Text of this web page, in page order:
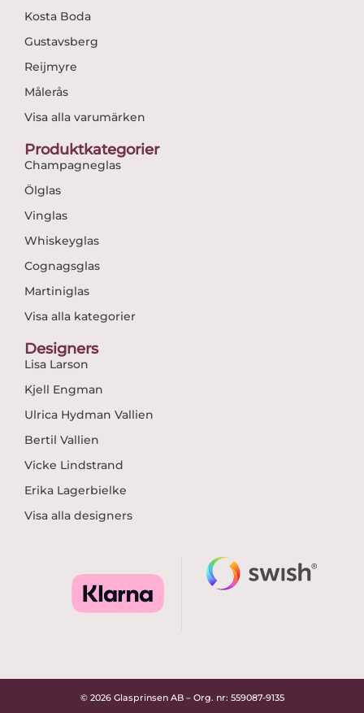
Kosta Boda
Gustavsberg
Reijmyre
Målerås
Visa alla varumärken
Produktkategorier
Champagneglas
Ölglas
Vinglas
Whiskeyglas
Cognagsglas
Martiniglas
Visa alla kategorier
Designers
Lisa Larson
Kjell Engman
Ulrica Hydman Vallien
Bertil Vallien
Vicke Lindstrand
Erika Lagerbielke
Visa alla designers
© 2026 Glasprinsen AB – Org. nr: 559087-9135